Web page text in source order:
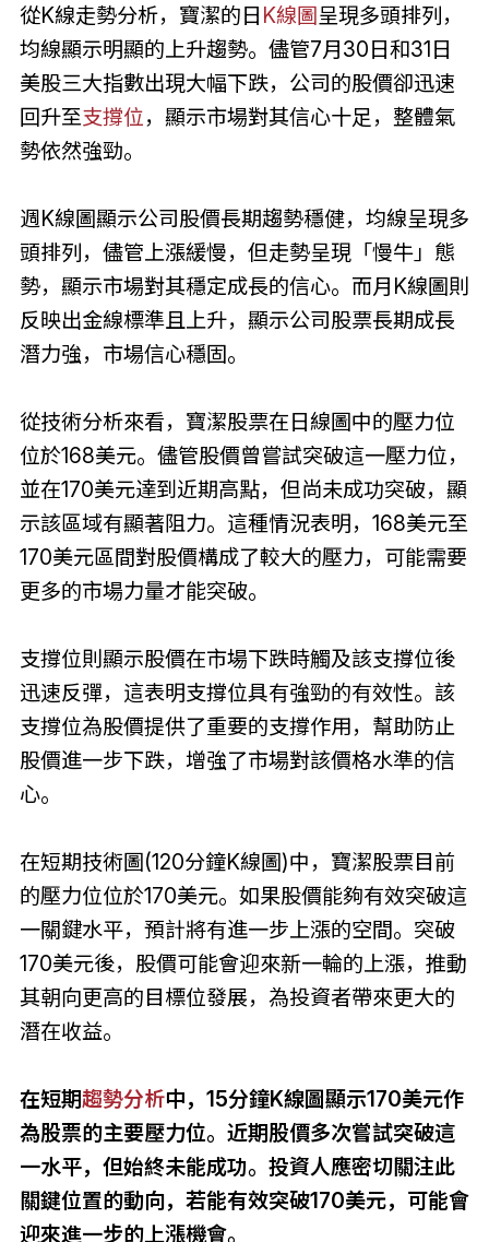
從K線走勢分析，寶潔的日 K線圖呈現多頭排列，
均線顯示明顯的上升趨勢。儘管7月30日和31日
美股三大指數出現大幅下跌，公司的股價卻迅速
回升至支撐位，顯示市場對其信心十足，整體氣
勢依然強勁。
週K線圖顯示公司股價長期趨勢穩健，均線呈現多
頭排列，儘管上漲緩慢，但走勢呈現「慢牛」態
勢，顯示市場對其穩定成長的信心。而月K線圖則
反映出金線標準且上升，顯示公司股票長期成長
潛力強，市場信心穩固。
從技術分析來看，寶潔股票在日線圖中的壓力位
位於168美元。儘管股價曾嘗試突破這一壓力位，
並在170美元達到近期高點，但尚未成功突破，顯
示該區域有顯著阻力。這種情況表明，168美元至
170美元區間對股價構成了較大的壓力，可能需要
更多的市場力量才能突破。
支撐位則顯示股價在市場下跌時觸及該支撐位後
迅速反彈，這表明支撐位具有強勁的有效性。該
支撐位為股價提供了重要的支撐作用，幫助防止
股價進一步下跌，增強了市場對該價格水準的信
心。
在短期技術圖(120分鐘K線圖)中，寶潔股票目前
的壓力位位於170美元。如果股價能夠有效突破這
一關鍵水平，預計將有進一步上漲的空間。突破
170美元後，股價可能會迎來新一輪的上漲，推動
其朝向更高的目標位發展，為投資者帶來更大的
潛在收益。
在短期趨勢分析中，15分鐘K線圖顯示170美元作
為股票的主要壓力位。近期股價多次嘗試突破這
一水平，但始終未能成功。投資人應密切關注此
關鍵位置的動向，若能有效突破170美元，可能會
迎來進一步的上漲機會。